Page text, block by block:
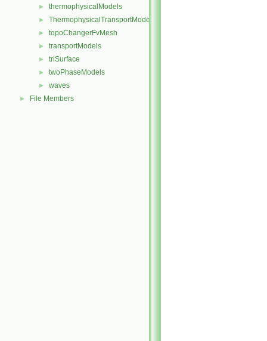
► thermophysicalModels
► ThermophysicalTransportModels
► topoChangerFvMesh
► transportModels
► triSurface
► twoPhaseModels
► waves
► File Members